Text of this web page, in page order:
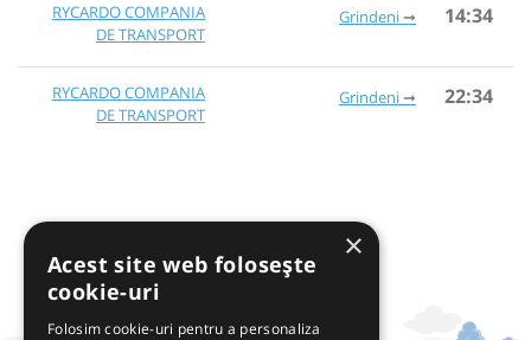
RYCARDO COMPANIA
DE TRANSPORT
Grindeni 14:34
RYCARDO COMPANIA
DE TRANSPORT
Grindeni 22:34
×
Acest site web folosește
cookie-uri
Folosim cookie-uri pentru a personaliza